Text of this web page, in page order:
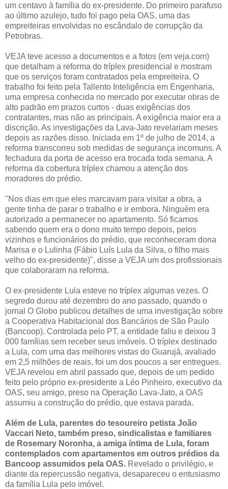
um centavo à família do ex-presidente. Do primeiro parafuso
ao último azulejo, tudo foi pago pela OAS, uma das
empreiteiras envolvidas no escândalo de corrupção da
Petrobras.
VEJA teve acesso a documentos e a fotos (em veja.com)
que detalham a reforma do tríplex presidencial e mostram
que os serviços foram contratados pela empreiteira. O
trabalho foi feito pela Tallento Inteligência em Engenharia,
uma empresa conhecida no mercado por executar obras de
alto padrão em prazos curtos - duas exigências dos
contratantes, mas não as principais. A exigência maior era a
discrição. As investigações da Lava-Jato revelariam meses
depois as razões disso. Iniciada em 1º de julho de 2014, a
reforma transcorreu sob medidas de segurança incomuns. A
fechadura da porta de acesso era trocada toda semana. A
reforma da cobertura tríplex chamou a atenção dos
moradores do prédio.
"Nos dias em que eles marcavam para visitar a obra, a
gente tinha de parar o trabalho e ir embora. Ninguém era
autorizado a permanecer no apartamento. Só ficamos
sabendo quem era o dono muito tempo depois, pelos
vizinhos e funcionários do prédio, que reconheceram dona
Marisa e o Lulinha (Fábio Luís Lula da Silva, o filho mais
velho do ex-presidente)", disse a VEJA um dos profissionais
que colaboraram na reforma.
O ex-presidente Lula esteve no tríplex algumas vezes. O
segredo durou até dezembro do ano passado, quando o
jornal O Globo publicou detalhes de uma investigação sobre
a Coo­pe­rativa Habitacional dos Bancários de São Paulo
(Bancoop). Controlada pelo PT, a entidade faliu e deixou 3
000 famílias sem receber seus imóveis. O tríplex destinado
a Lula, com uma das melhores vistas do Guarujá, avaliado
em 2,5 milhões de reais, foi um dos poucos a ser entregues.
VEJA revelou em abril passado que, depois de um pedido
feito pelo próprio ex-presidente a Léo Pinheiro, executivo da
OAS, seu amigo, preso na Operação Lava-­Jato, a OAS
assumiu a construção do prédio, que estava parada.
Além de Lula, parentes do tesoureiro petista João
Vaccari Neto, também preso, sindicalistas e familiares
de Rosemary Noronha, a amiga íntima de Lula, foram
contemplados com apartamentos em outros prédios da
Bancoop assumidos pela OAS. Revelado o privilégio, e
diante da repercussão negativa, desapareceu o entusiasmo
da família Lula pelo imóvel.